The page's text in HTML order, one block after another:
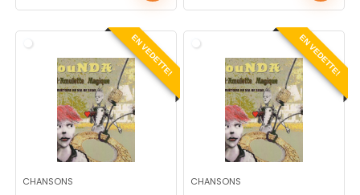
EN VEDETTE!
CHANSONS
EN VEDETTE!
CHANSONS